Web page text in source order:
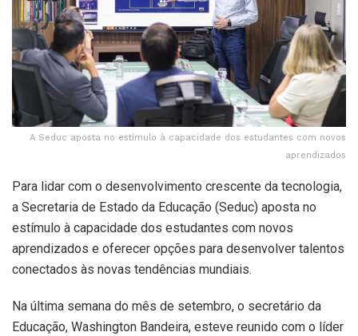
A Seduc aposta no estímulo à capacidade dos estudantes com novos
aprendizados
Para lidar com o desenvolvimento crescente da tecnologia,
a Secretaria de Estado da Educação (Seduc) aposta no
estímulo à capacidade dos estudantes com novos
aprendizados e oferecer opções para desenvolver talentos
conectados às novas tendências mundiais.
Na última semana do mês de setembro, o secretário da
Educação, Washington Bandeira, esteve reunido com o líder